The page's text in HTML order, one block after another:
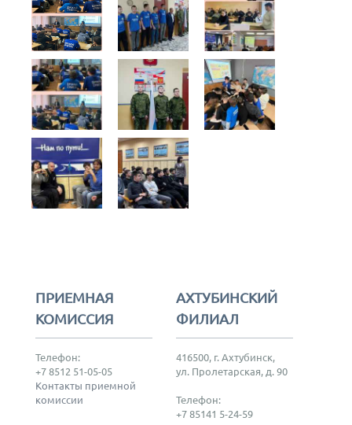
ПРИЕМНАЯ
КОМИССИЯ
Телефон:
+7 8512 51-05-05
Контакты приемной
комиссии
АХТУБИНСКИЙ
ФИЛИАЛ
416500, г. Ахтубинск,
ул. Пролетарская, д. 90
Телефон:
+7 85141 5-24-59